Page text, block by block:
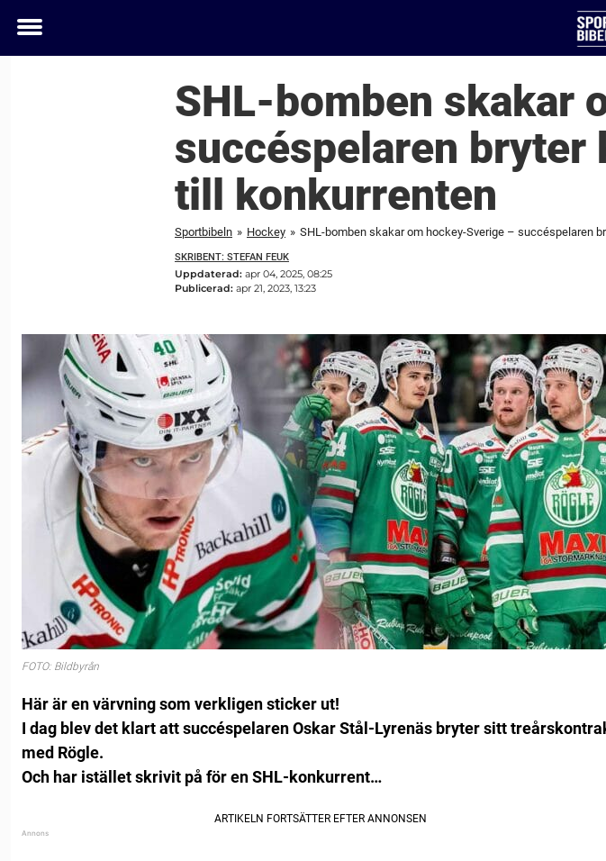
Toggle
SHL-bomben skakar
succéspelaren bryter
till konkurrenten
Sportbibeln » Hockey » SHL-bomben skakar om hockey-Sverige – succéspelaren
SKRIBENT: STEFAN FEUK
Uppdaterad: apr 04, 2025, 08:25
Publicerad: apr 21, 2023, 13:23
FOTO: Bildbyrån
Här är en värvning som verkligen sticker ut!
I dag blev det klart att succéspelaren Oskar Stål-Lyrenäs bryter sitt
med Rögle.
Och har istället skrivit på för en SHL-konkurrent…